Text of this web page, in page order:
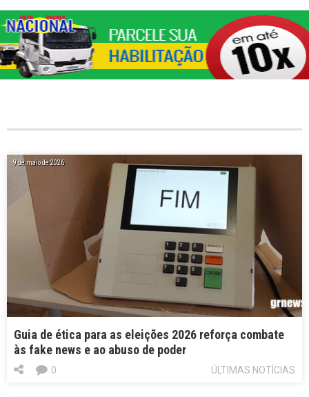
9 de maio de 2026
Guia de ética para as eleições 2026 reforça combate
às fake news e ao abuso de poder
ÚLTIMAS NOTÍCIAS
0